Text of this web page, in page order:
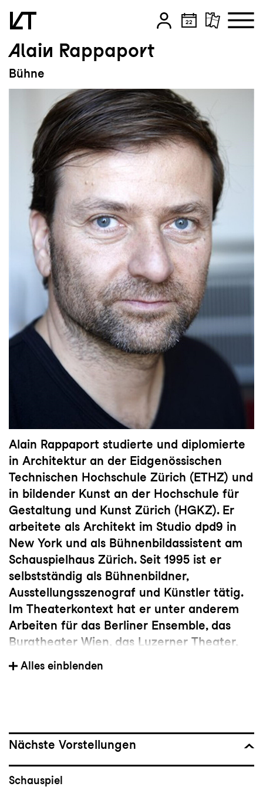
Zum Hauptinhalt springen
Zum Footer springen
Alain Rappaport
Bühne
Alain Rappaport studierte und diplomierte
in Architektur an der Eidgenössischen
Technischen Hochschule Zürich (ETHZ) und
in bildender Kunst an der Hochschule für
Gestaltung und Kunst Zürich (HGKZ). Er
arbeitete als Architekt im Studio dpd9 in
New York und als Bühnenbildassistent am
Schauspielhaus Zürich. Seit 1995 ist er
selbstständig als Bühnenbildner,
Ausstellungsszenograf und Künstler tätig.
Im Theaterkontext hat er unter anderem
Arbeiten für das Berliner Ensemble, das
Burgtheater Wien, das Luzerner Theater,
das Residenztheater München, das
Schauspiel Frankfurt, das Schauspiel Köln,
realisiert. Langjähriges Zusammenarbeiten
anderen mit den Regisseur:innen Barbara
Alles einblenden
Nächste Vorstellungen
Schauspiel